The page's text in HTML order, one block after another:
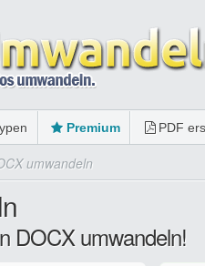
Premium PDF
umwandeln
DOCX umwandeln!